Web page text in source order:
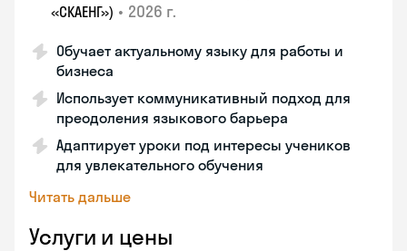
«СКАЕНГ») • 2026 г.
Обучает актуальному языку для работы и
бизнеса
Использует коммуникативный подход для
преодоления языкового барьера
Адаптирует уроки под интересы учеников
для увлекательного обучения
Читать дальше
Услуги и цены